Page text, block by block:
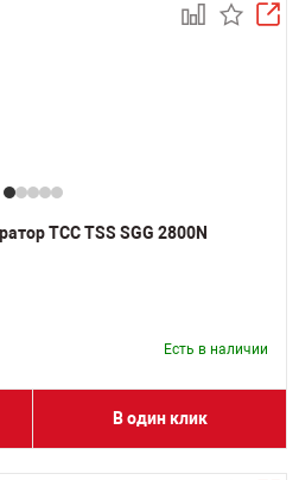
ТСС TSS SGG 2800N
Есть в наличии
В один клик